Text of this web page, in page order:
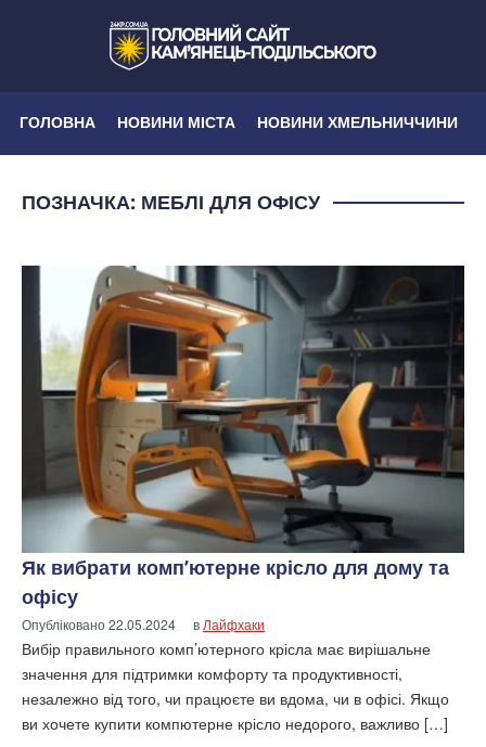
ГОЛОВНА НОВИНИ МІСТА НОВИНИ ХМЕЛЬНИЧЧИНИ
ПОЗНАЧКА: МЕБЛІ ДЛЯ ОФІСУ
Як вибрати комп’ютерне крісло для дому та
офісу
Опубліковано22.05.2024 в Лайфхаки
Вибір правильного комп’ютерного крісла має вирішальне
значення для підтримки комфорту та продуктивності,
незалежно від того, чи працюєте ви вдома, чи в офісі. Якщо
ви хочете купити компютерне крісло недорого, важливо […]